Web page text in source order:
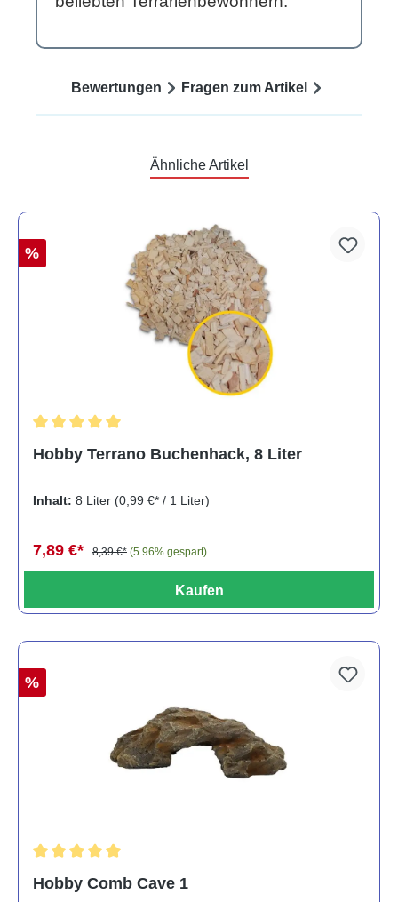
Bewertungen Fragen zum Artikel
Ähnliche Artikel
%
Hobby Terrano Buchenhack, 8 Liter
Inhalt: 8 Liter (0,99 €* / 1 Liter)
7,89 €* 8,39 €* (5.96% gespart)
Kaufen
%
Hobby Comb Cave 1